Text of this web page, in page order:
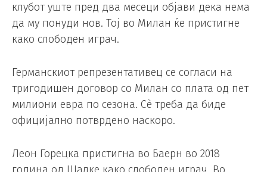
клубот уште пред два месеци објави дека нема
да му понуди нов. Тој во Милан ќе пристигне
како слободен играч.
Германскиот репрезентативец се согласи на
тригодишен договор со Милан со плата од пет
милиони евра по сезона. Сè треба да биде
официјално потврдено наскоро.
Леон Горецка пристигна во Баерн во 2018